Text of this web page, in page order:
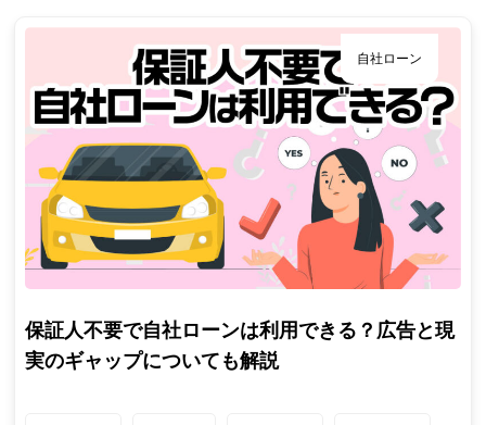
自社ローン
保証人不要で自社ローンは利用できる？広告と現
実のギャップについても解説